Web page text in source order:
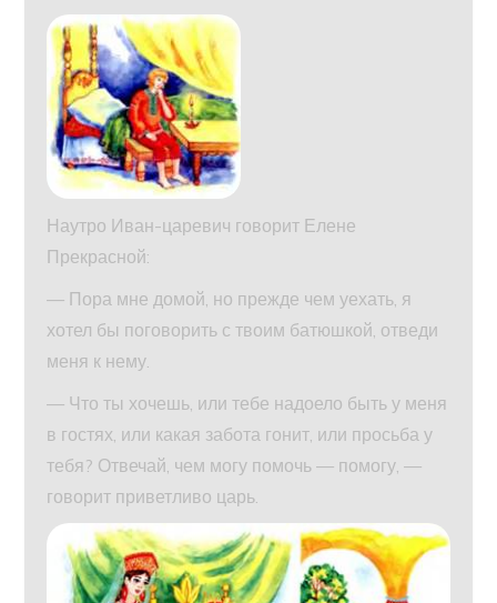
Наутро Иван-царевич говорит Елене
Прекрасной:
— Пора мне домой, но прежде чем уехать, я
хотел бы поговорить с твоим батюшкой, отведи
меня к нему.
— Что ты хочешь, или тебе надоело быть у меня
в гостях, или какая забота гонит, или просьба у
тебя? Отвечай, чем могу помочь — помогу, —
говорит приветливо царь.